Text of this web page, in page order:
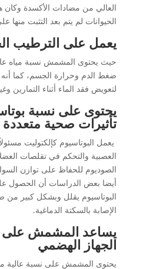
العالي من مضادات الأكسدة وكان
الحيوانات لم يتم بعد التثبت منها
يعمل على الترطيب
حيث يحتوى المشمش نسبة مياه
ضغط الدم وحرارة الجسم، كما أنه
لتعويض فقد الماء أثناء التمارين
يحتوى على نسبة
تأثيرات صحية متعددة
يعمل البوتاسيوم كإلكتوليت
العصبية والتحكم في تقلصات
الصوديوم للحفاظ على توازن
أيضا بعض الدراسات أن الحصول
البوتاسيوم يقلل وبشكل كبير
الإصابة بالسكتة الدماغية.
يساعد المشمش
الجهاز الهضمي
يحتوى المشمش على نسبة عالية من